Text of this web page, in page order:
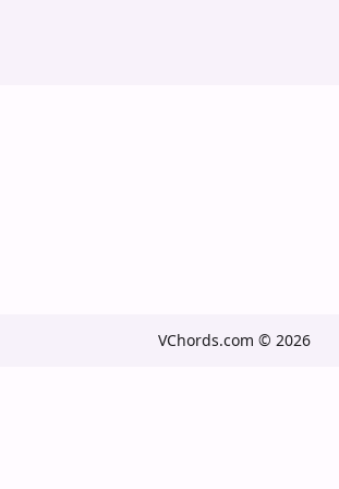
VChords.com © 2026